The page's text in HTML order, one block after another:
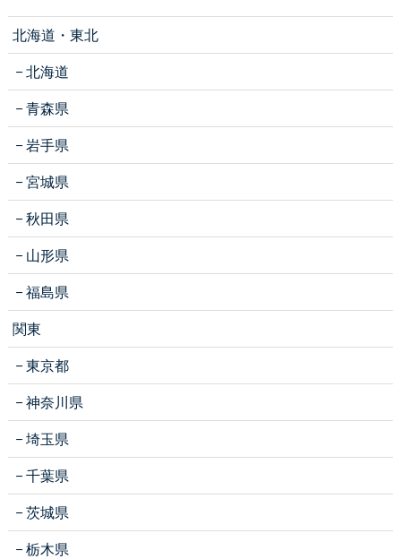
北海道・東北
北海道
青森県
岩手県
宮城県
秋田県
山形県
福島県
関東
東京都
神奈川県
埼玉県
千葉県
茨城県
栃木県